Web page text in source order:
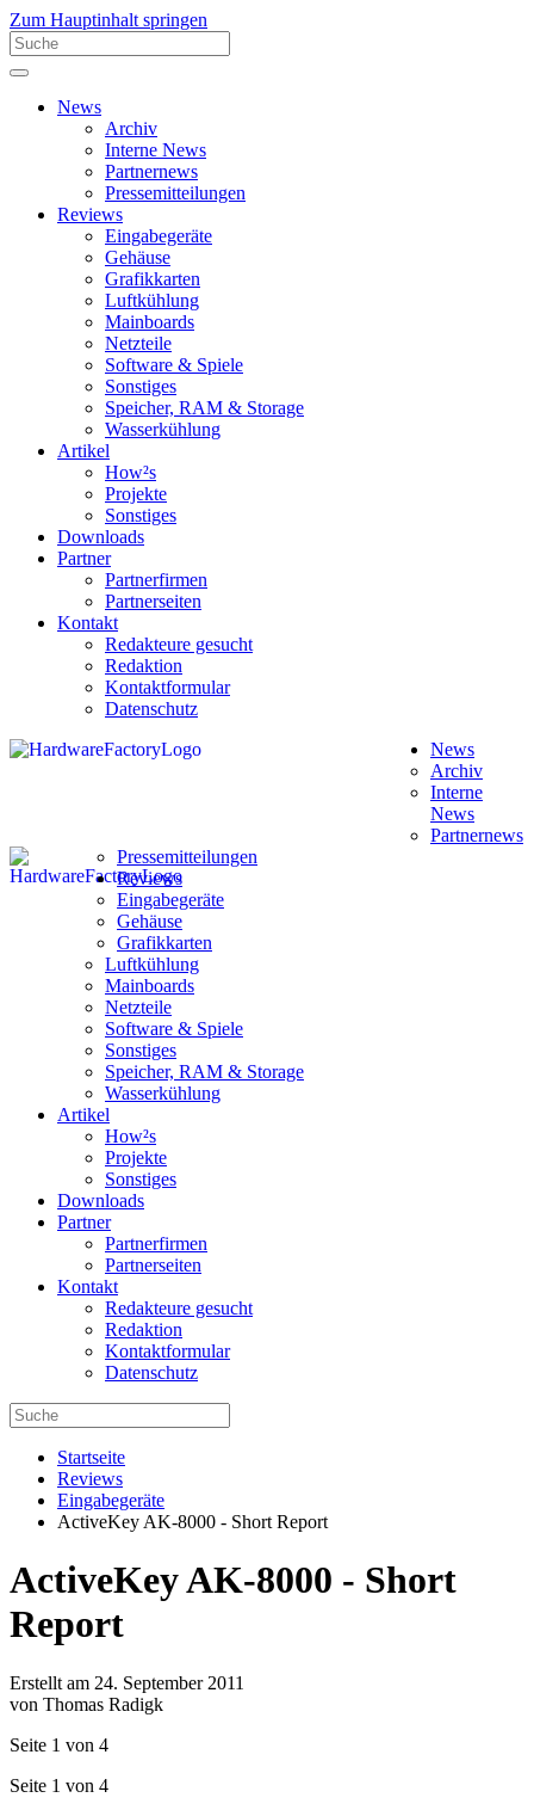
Zum Hauptinhalt springen
News
Archiv
Interne News
Partnernews
Pressemitteilungen
Reviews
Eingabegeräte
Gehäuse
Grafikkarten
Luftkühlung
Mainboards
Netzteile
Software & Spiele
Sonstiges
Speicher, RAM & Storage
Wasserkühlung
Artikel
How²s
Projekte
Sonstiges
Downloads
Partner
Partnerfirmen
Partnerseiten
Kontakt
Redakteure gesucht
Redaktion
Kontaktformular
Datenschutz
News
Archiv
Interne
News
Partnernews
Pressemitteilungen
Reviews
Eingabegeräte
Gehäuse
Grafikkarten
Luftkühlung
Mainboards
Netzteile
Software & Spiele
Sonstiges
Speicher, RAM & Storage
Wasserkühlung
Artikel
How²s
Projekte
Sonstiges
Downloads
Partner
Partnerfirmen
Partnerseiten
Kontakt
Redakteure gesucht
Redaktion
Kontaktformular
Datenschutz
Startseite
Reviews
Eingabegeräte
ActiveKey AK-8000 - Short Report
ActiveKey AK-8000 - Short
Report
Erstellt am 24. September 2011
von Thomas Radigk
Seite 1 von 4
Seite 1 von 4